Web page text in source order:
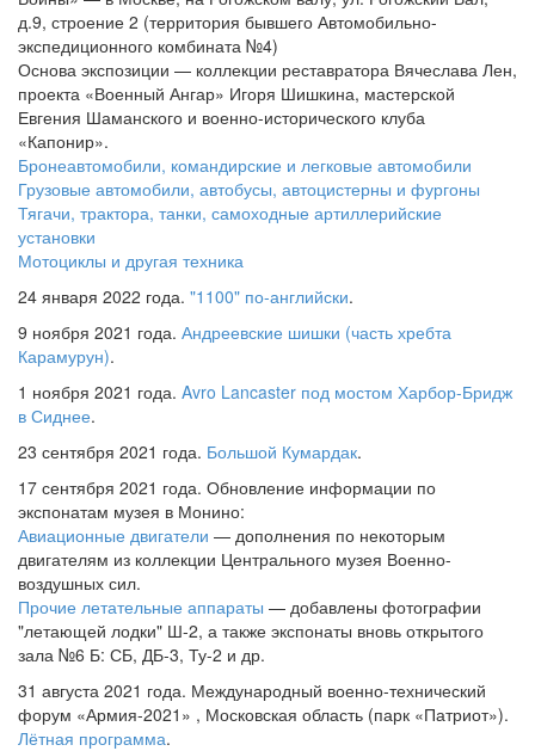
д.9, строение 2 (территория бывшего Автомобильно-
экспедиционного комбината №4)
Основа экспозиции — коллекции реставратора Вячеслава Лен,
проекта «Военный Ангар» Игоря Шишкина, мастерской
Евгения Шаманского и военно-исторического клуба
«Капонир».
Бронеавтомобили, командирские и легковые автомобили
Грузовые автомобили, автобусы, автоцистерны и фургоны
Тягачи, трактора, танки, самоходные артиллерийские
установки
Мотоциклы и другая техника
24 января 2022 года. "1100" по-английски.
9 ноября 2021 года. Андреевские шишки (часть хребта
Карамурун).
1 ноября 2021 года. Avro Lancaster под мостом Харбор-Бридж
в Сиднее.
23 сентября 2021 года. Большой Кумардак.
17 сентября 2021 года. Обновление информации по
экспонатам музея в Монино:
Авиационные двигатели — дополнения по некоторым
двигателям из коллекции Центрального музея Военно-
воздушных сил.
Прочие летательные аппараты — добавлены фотографии
"летающей лодки" Ш-2, а также экспонаты вновь открытого
зала №6 Б: СБ, ДБ-3, Ту-2 и др.
31 августа 2021 года. Международный военно-технический
форум «Армия-2021» , Московская область (парк «Патриот»).
Лётная программа.